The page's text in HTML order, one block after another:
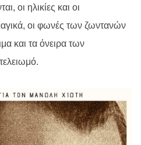
οι ηλικίες και οι
οι φωνές των ζωντανών
και τα όνειρα των